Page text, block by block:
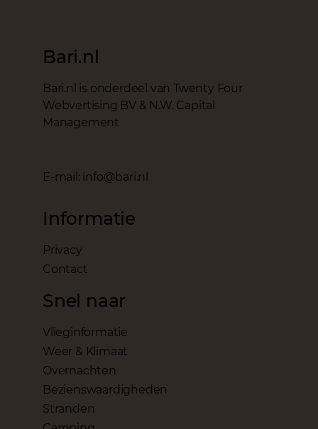
Bari.nl
Bari.nl is onderdeel van Twenty Four
Webvertising BV & N.W. Capital
Management
E-mail: info@bari.nl
Informatie
Privacy
Contact
Snel naar
Vlieginformatie
Weer & Klimaat
Overnachten
Bezienswaardigheden
Stranden